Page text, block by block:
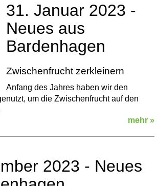
31. Januar 2023 -
Neues aus
Bardenhagen
Zwischenfrucht zerkleinern
Anfang des Jahres haben wir den
um die Zwischenfrucht auf den
mehr »
2023 - Neues